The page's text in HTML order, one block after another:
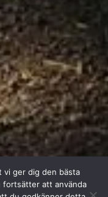
vi ger dig den bästa
fortsätter att använda